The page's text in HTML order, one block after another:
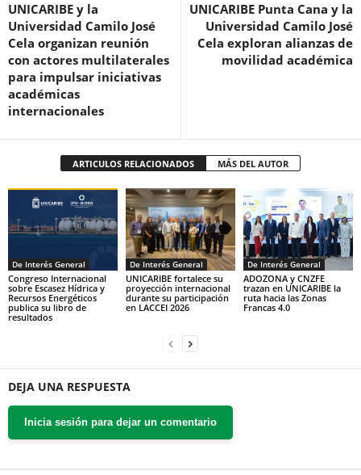
UNICARIBE y la
Universidad Camilo José
Cela organizan reunión
con actores multilaterales
para impulsar iniciativas
académicas
internacionales
UNICARIBE Punta Cana y la
Universidad Camilo José
Cela exploran alianzas de
movilidad académica
ARTICULOS RELACIONADOS MÁS DEL AUTOR
De Interés General
Congreso Internacional
sobre Escasez Hídrica y
Recursos Energéticos
publica su libro de
resultados
De Interés General
UNICARIBE fortalece su
proyección internacional
durante su participación
en LACCEI 2026
De Interés General
ADOZONA y CNZFE
trazan en UNICARIBE la
ruta hacia las Zonas
Francas 4.0
DEJA UNA RESPUESTA
Inicia sesión para dejar un comentario